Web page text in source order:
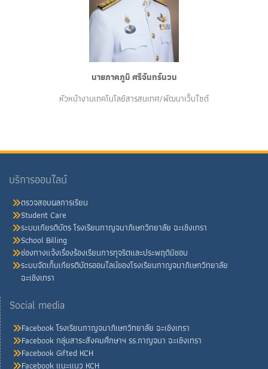
นายภาคภูมิ ศรีจันทร์นวน
หัวหน้างานเทคโนโลยีสารสนเทศ/พัฒนาเว็บไซต์
บริการออนไลน์
ตรวจสอบผลการเรียน
Student Care
ระบบเกียรติบัตร โรงเรียนกาญจนาภิเษกวิทยาลัย ฉะเชิงเทรา
School Billing
ช่องทางแจ้งเรื่องร้องเรียนการทุจริตและประพฤติมิชอบ
ระบบจัดเก็บเกียรติบัตรออนไลน์ของโรงเรียนกาญจนาภิเษกวิทยาลัย
ฉะเชิงเทรา
Social media
Facebook โรงเรียนกาญจนาภิเษกวิทยาลัย ฉะเชิงเทรา
Facebook กลุ่มสาระสังคมศึกษาฯ รร.กาญจนา ฉะเชิงเทรา
Facebook Gifted KCH
Facebook แนะแนว KCH